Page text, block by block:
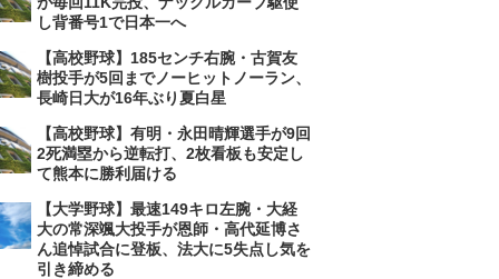
し背番号1で日本一へ
【高校野球】185センチ右腕・古賀友
樹投手が5回までノーヒットノーラン、
長崎日大が16年ぶり夏白星
【高校野球】有明・永田晴輝選手が9回
2死満塁から逆転打、2枚看板も安定し
て熊本に勝利届ける
【大学野球】最速149キロ左腕・大経
大の常深颯大投手が恩師・高代延博さ
ん追悼試合に登板、法大に5失点し気を
引き締める